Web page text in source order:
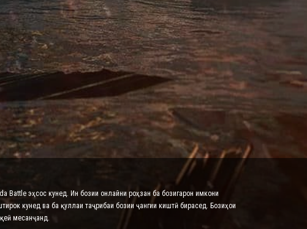
Battle эҳсос кунед. Ин бозии онлайни роҳзан ба бозигарон имкони
кунед ва ба қуллаи таҷрибаи бозии ҷангии киштӣ бирасед. Бозиҳои
месанҷанд.